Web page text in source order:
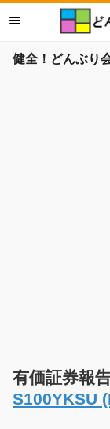
健全！どんぶり
有価証券報
S100YKSU